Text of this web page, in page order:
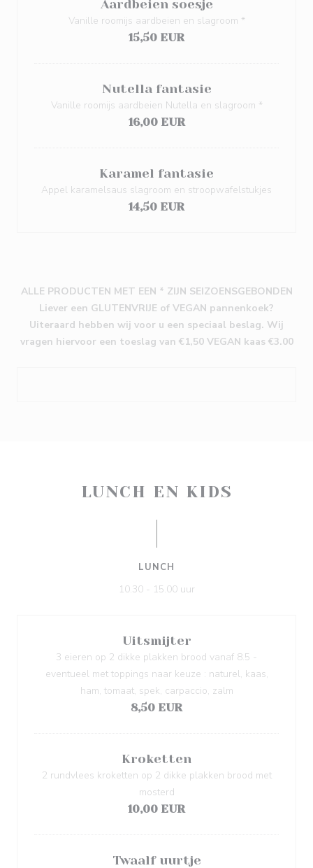
Aardbeien soesje
Vanille roomijs aardbeien en slagroom *
15,50 EUR
Nutella fantasie
Vanille roomijs aardbeien Nutella en slagroom *
16,00 EUR
Karamel fantasie
Appel karamelsaus slagroom en stroopwafelstukjes
14,50 EUR
ALLE PRODUCTEN MET EEN * ZIJN SEIZOENSGEBONDEN
Liever een GLUTENVRIJE of VEGAN pannenkoek?
Uiteraard hebben wij voor u een speciaal beslag. Wij
vragen hiervoor een toeslag van €1,50 VEGAN kaas €3.00
LUNCH EN KIDS
LUNCH
10.30 - 15.00 uur
Uitsmijter
3 eieren op 2 dikke plakken brood vanaf 8.5 -
eventueel met toppings naar keuze : naturel, kaas,
ham, tomaat, spek, carpaccio, zalm
8,50 EUR
Kroketten
2 rundvlees kroketten op 2 dikke plakken brood met
mosterd
10,00 EUR
Twaalf uurtje